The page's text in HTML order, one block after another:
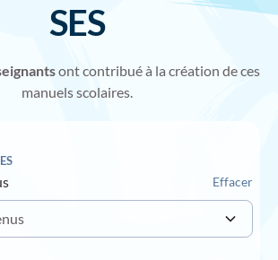
SES
ont contribué à la création de ces
manuels scolaires.
Effacer